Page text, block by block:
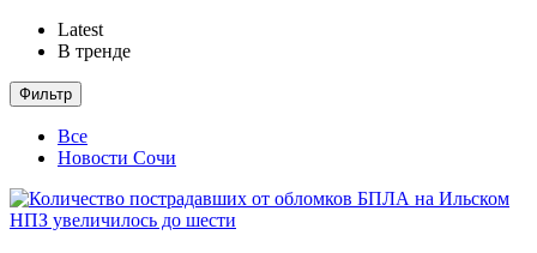
Latest
В тренде
Фильтр
Все
Новости Сочи